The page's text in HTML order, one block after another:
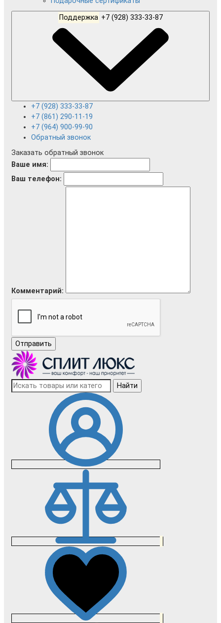
Поддержка
+7 (928) 333-33-87
+7 (861) 290-11-19
+7 (964) 900-99-90
Обратный звонок
Заказать обратный звонок
Ваше имя:
Ваш телефон:
Комментарий:
Отправить
Найти